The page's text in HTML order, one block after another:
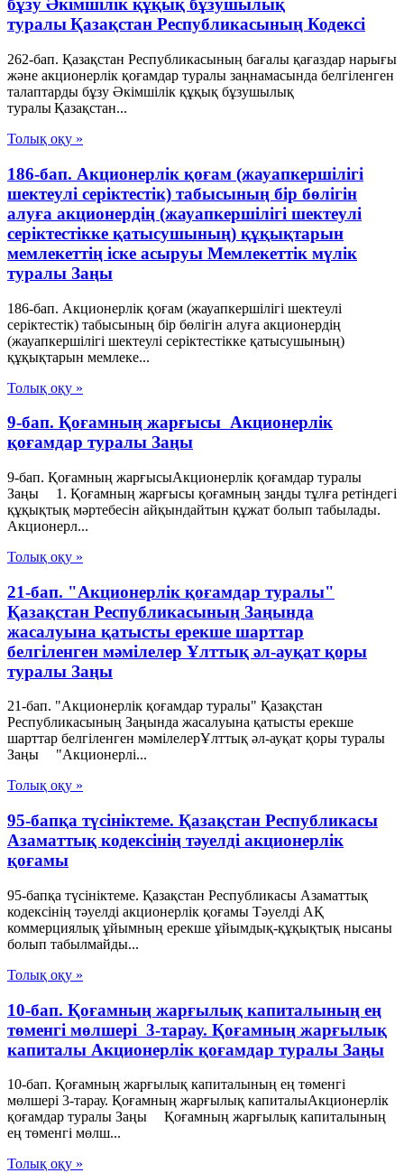
бұзу Әкімшілік құқық бұзушылық
туралы Қазақстан Республикасының Кодексі
262-бап. Қазақстан Республикасының бағалы қағаздар нарығы
және акционерлік қоғамдар туралы заңнамасында белгiленген
талаптарды бұзу Әкімшілік құқық бұзушылық
туралы Қазақстан...
Толық оқу »
186-бап. Акционерлік қоғам (жауапкершілігі
шектеулі серіктестік) табысының бір бөлігін
алуға акционердің (жауапкершілігі шектеулі
серіктестікке қатысушының) құқықтарын
мемлекеттің іске асыруы Мемлекеттік мүлік
туралы Заңы
186-бап. Акционерлік қоғам (жауапкершілігі шектеулі
серіктестік) табысының бір бөлігін алуға акционердің
(жауапкершілігі шектеулі серіктестікке қатысушының)
құқықтарын мемлеке...
Толық оқу »
9-бап. Қоғамның жарғысы Акционерлік
қоғамдар туралы Заңы
9-бап. Қоғамның жарғысыАкционерлік қоғамдар туралы
Заңы 1. Қоғамның жарғысы қоғамның заңды тұлға ретіндегі
құқықтық мәртебесін айқындайтын құжат болып табылады.
Акционерл...
Толық оқу »
21-бап. "Акционерлік қоғамдар туралы"
Қазақстан Республикасының Заңында
жасалуына қатысты ерекше шарттар
белгіленген мәмілелер Ұлттық әл-ауқат қоры
туралы Заңы
21-бап. "Акционерлік қоғамдар туралы" Қазақстан
Республикасының Заңында жасалуына қатысты ерекше
шарттар белгіленген мәмілелерҰлттық әл-ауқат қоры туралы
Заңы "Акционерлі...
Толық оқу »
95-бапқа түсініктеме. Қазақстан Республикасы
Азаматтық кодексінің тәуелді акционерлік
қоғамы
95-бапқа түсініктеме. Қазақстан Республикасы Азаматтық
кодексінің тәуелді акционерлік қоғамы Тәуелді АҚ
коммерциялық ұйымның ерекше ұйымдық-құқықтық нысаны
болып табылмайды...
Толық оқу »
10-бап. Қоғамның жарғылық капиталының ең
төменгі мөлшері 3-тарау. Қоғамның жарғылық
капиталы Акционерлік қоғамдар туралы Заңы
10-бап. Қоғамның жарғылық капиталының ең төменгі
мөлшері 3-тарау. Қоғамның жарғылық капиталыАкционерлік
қоғамдар туралы Заңы Қоғамның жарғылық капиталының
ең төменгі мөлш...
Толық оқу »